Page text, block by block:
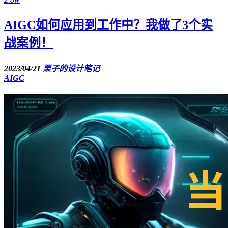
AIGC如何应用到工作中？我做了3个实
战案例！
2023/04/21 栗子的设计笔记
AIGC